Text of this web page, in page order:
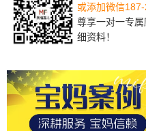
或添加微信
尊享一对一专
细资料！